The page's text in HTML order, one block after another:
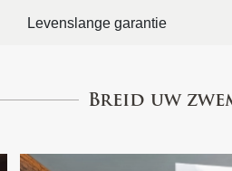
Levenslange garantie
Breid uw